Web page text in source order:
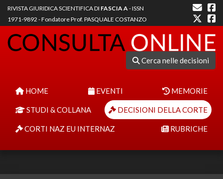
RIVISTA GIURIDICA SCIENTIFICA DI FASCIA A- ISSN
1971-9892 - Fondatore Prof. PASQUALE COSTANZO
Cerca nelle decisioni
HOME EVENTI MEMORIE
STUDI & COLLANA DECISIONI DELLA CORTE
CORTI NAZ EU INTERNAZ RUBRICHE